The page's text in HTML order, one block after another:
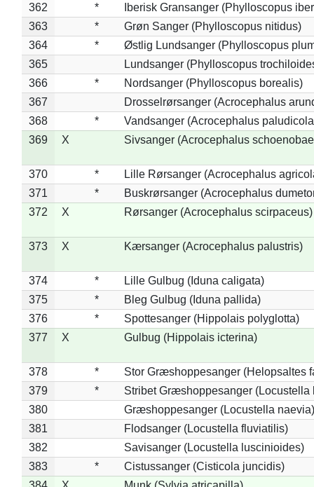
362 *
Iberisk Gransanger (Phylloscopus
363
*
Grøn Sanger (Phylloscopus nitidus)
364
*
Østlig Lundsanger (Phylloscopus
365
Lundsanger (Phylloscopus
366
*
Nordsanger (Phylloscopus borealis)
367
Drosselrørsanger (Acrocephalus
368
*
Vandsanger (Acrocephalus
369
X Sivsanger (Acrocephalus
370 *
Lille Rørsanger (Acrocephalus
371
*
Buskrørsanger (Acrocephalus
372
X Rørsanger (Acrocephalus scirpaceus)
373 X Kærsanger (Acrocephalus palustris)
374 *
Lille Gulbug (Iduna caligata)
375
*
Bleg Gulbug (Iduna pallida)
376
*
Spottesanger (Hippolais polyglotta)
377
X Gulbug (Hippolais icterina)
378 *
Stor Græshoppesanger (Helopsaltes
379
*
Stribet Græshoppesanger (Locustella
380
Græshoppesanger (Locustella naevia)
381
Flodsanger (Locustella fluviatilis)
382
Savisanger (Locustella luscinioides)
383
*
Cistussanger (Cisticola juncidis)